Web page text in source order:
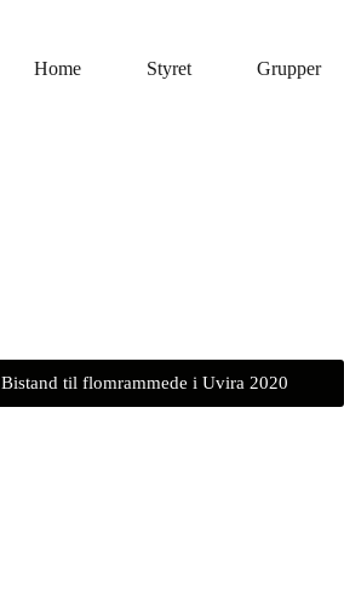
Home Styret Grupper
Bistand til flomrammede i Uvira 2020